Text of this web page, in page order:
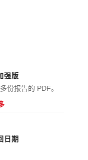
强版
份报告的 PDF。
日期